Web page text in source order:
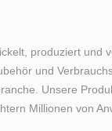
produziert und
und
Unsere
Millionen von